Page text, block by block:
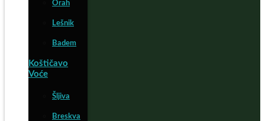
Orah
Lešnik
Badem
Koštičavo
Voće
Šljiva
Breskva